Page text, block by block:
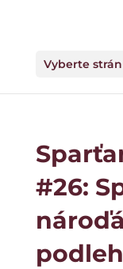
Vyberte
#26: